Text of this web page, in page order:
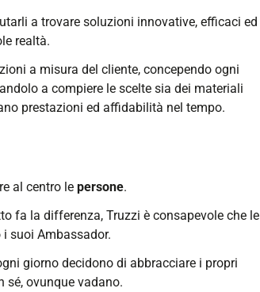
a trovare soluzioni innovative, efficaci ed
realtà.
a misura del cliente, concependo ogni
a compiere le scelte sia dei materiali
prestazioni ed affidabilità nel tempo.
al centro le persone.
fa la differenza, Truzzi è consapevole che le
i suoi Ambassador.
giorno decidono di abbracciare i propri
sé, ovunque vadano.